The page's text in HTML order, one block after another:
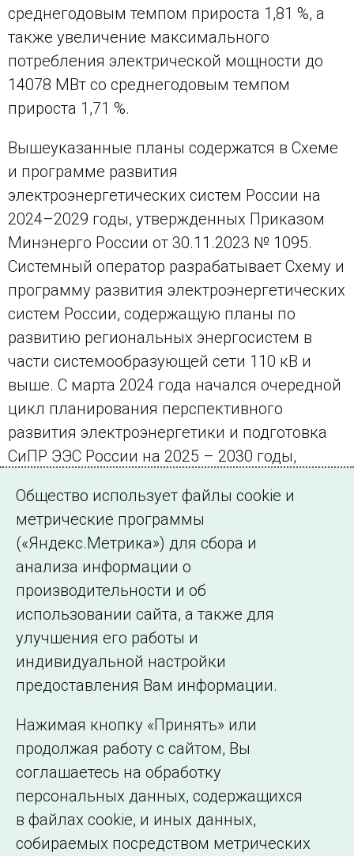
среднегодовым темпом прироста 1,81 %, а
также увеличение максимального
потребления электрической мощности до
14078 МВт со среднегодовым темпом
прироста 1,71 %.
Вышеуказанные планы содержатся в Схеме
и программе развития
электроэнергетических систем России на
2024–2029 годы, утвержденных Приказом
Минэнерго России от 30.11.2023 № 1095.
Системный оператор разрабатывает Схему и
программу развития электроэнергетических
систем России, содержащую планы по
развитию региональных энергосистем в
части системообразующей сети 110 кВ и
выше. С марта 2024 года начался очередной
цикл планирования перспективного
развития электроэнергетики и подготовка
СиПР ЭЭС России на 2025 – 2030 годы,
декабря 2024 года.
← Все публикации
Подписаться на новости
©2005–2026 АО «СО ЕЭС»
Филиалы и
представительства
образовательной
организации
Общество использует файлы cookie и
метрические программы
(«Яндекс.Метрика») для сбора и
анализа информации о
производительности и об
использовании сайта, а также для
улучшения его работы и
индивидуальной настройки
предоставления Вам информации.
Нажимая кнопку «Принять» или
продолжая работу с сайтом, Вы
соглашаетесь на обработку
персональных данных, содержащихся
в файлах cookie, и иных данных,
собираемых посредством метрических